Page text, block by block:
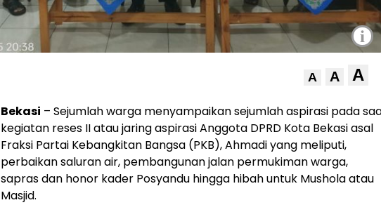
i
A A A
Bekasi – Sejumlah warga menyampaikan sejumlah aspirasi pada
kegiatan reses II atau jaring aspirasi Anggota DPRD Kota Bekasi asal
Fraksi Partai Kebangkitan Bangsa (PKB), Ahmadi yang meliputi,
perbaikan saluran air, pembangunan jalan permukiman warga,
sapras dan honor kader Posyandu hingga hibah untuk Mushola atau
Masjid.